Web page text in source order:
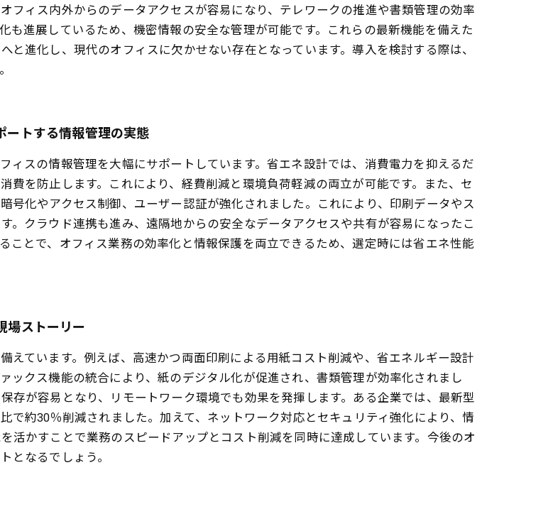
フィス内外からのデータアクセスが容易になり、テレワークの推進や書類管理の効率
も進展しているため、機密情報の安全な管理が可能です。これらの最新機能を備えた
進化し、現代のオフィスに欠かせない存在となっています。導入を検討する際は、
ートする情報管理の実態
ィスの情報管理を大幅にサポートしています。省エネ設計では、消費電力を抑えるだ
費を防止します。これにより、経費削減と環境負荷軽減の両立が可能です。また、セ
号化やアクセス制御、ユーザー認証が強化されました。これにより、印刷データやス
。クラウド連携も進み、遠隔地からの安全なデータアクセスや共有が容易になったこ
ことで、オフィス業務の効率化と情報保護を両立できるため、選定時には省エネ性能
場ストーリー
えています。例えば、高速かつ両面印刷による用紙コスト削減や、省エネルギー設計
ックス機能の統合により、紙のデジタル化が促進され、書類管理が効率化されまし
存が容易となり、リモートワーク環境でも効果を発揮します。ある企業では、最新型
で約30％削減されました。加えて、ネットワーク対応とセキュリティ強化により、情
活かすことで業務のスピードアップとコスト削減を同時に達成しています。今後のオ
となるでしょう。